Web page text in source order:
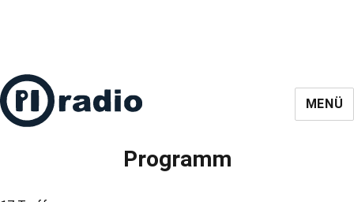
MENÜ
Programm